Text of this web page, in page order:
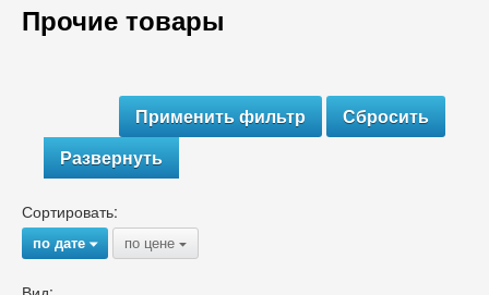
Прочие товары
Развернуть
Сортировать:
по дате{ по цене {